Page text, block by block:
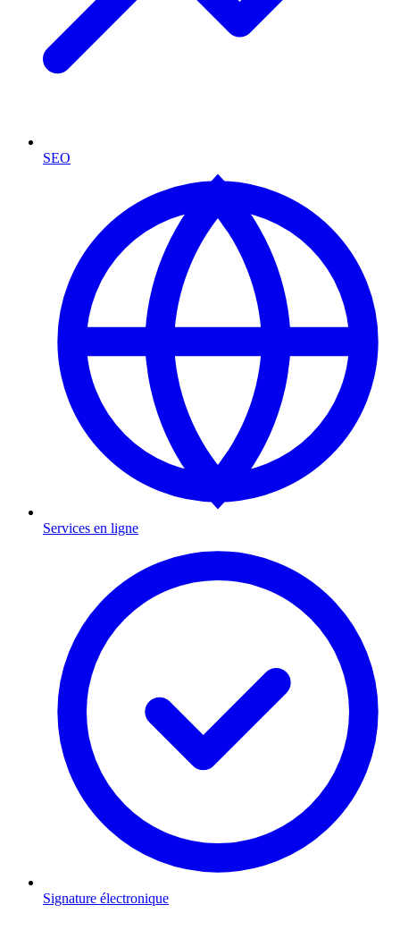
SEO
Services en ligne
Signature électronique